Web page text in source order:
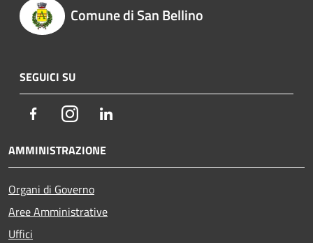
Comune di San Bellino
SEGUICI SU
FacebookInstagram
AMMINISTRAZIONE
Organi di Governo
Aree Amministrative
Uffici